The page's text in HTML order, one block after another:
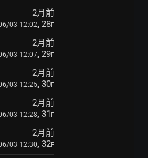
2月前
03 12:02, 28F
2月前
03 12:07, 29F
2月前
03 12:25, 30F
2月前
03 12:28, 31 F
2月前
03 12:30, 32F